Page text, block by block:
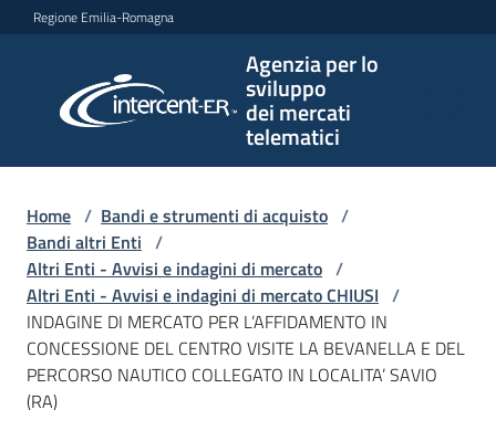
Vai al contenuto
Vai alla navigazione
Vai al footer
Regione Emilia-Romagna
Agenzia per lo
sviluppo
dei mercati
telematici
per lo
sviluppo
telematici
L'Agenzia
Bandi
Home / Bandi e strumenti di acquisto /
Bandi altri Enti /
Altri Enti - Avvisi e indagini di mercato /
Altri Enti - Avvisi e indagini di mercato CHIUSI /
INDAGINE DI MERCATO PER L’AFFIDAMENTO IN
CONCESSIONE DEL CENTRO VISITE LA BEVANELLA E DEL
PERCORSO NAUTICO COLLEGATO IN LOCALITA’ SAVIO
(RA)